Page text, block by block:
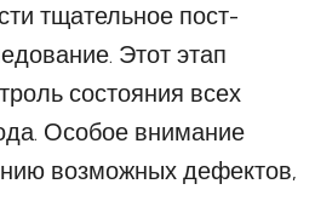
тщательное пост-
Этот этап
состояния всех
Особое внимание
возможных дефектов,